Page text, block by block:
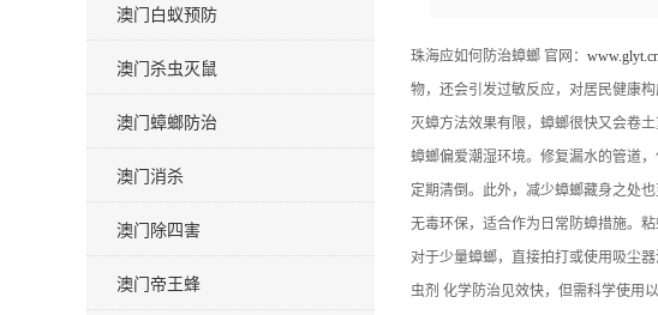
澳门白蚁预防
澳门杀虫灭鼠
澳门蟑螂防治
澳门消杀
澳门除四害
澳门帝王蜂
珠海应如何防治蟑螂 官网：
物，还会引发过敏反应，对居民健康
灭蟑方法效果有限，蟑螂很快又会卷
蟑螂偏爱潮湿环境。修复漏水的管道
定期清倒。此外，减少蟑螂藏身之处
无毒环保，适合作为日常防蟑措施。
对于少量蟑螂，直接拍打或使用吸尘
虫剂 化学防治见效快，但需科学使用